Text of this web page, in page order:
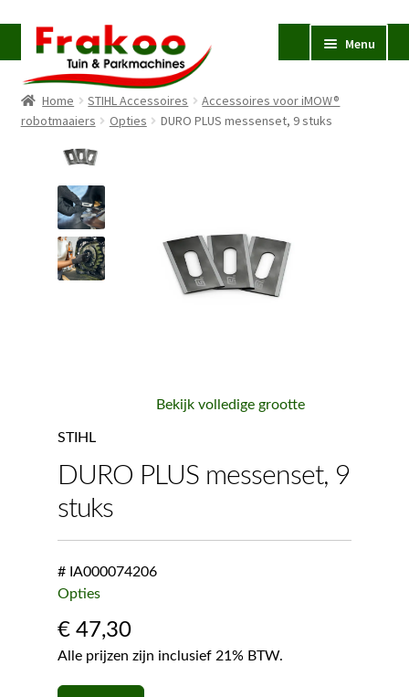
Ga
door
naar
navigatie
Ga
naar
de
inhoud
Menu
Homepage
STIHL
Accessoires
Home STIHL Accessoires
Accessoires voor iMOW®
robotmaaiers
Opties DURO PLUS messenset, 9 stuks
Bekijk volledige grootte
STIHL
DURO PLUS messenset, 9
stuks
# IA000074206
Opties
€47,30
Alle prijzen zijn inclusief 21% BTW.